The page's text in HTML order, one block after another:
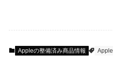
Appleの整備済み商品情報 Apple